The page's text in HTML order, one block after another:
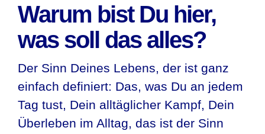
Warum bist Du hier,
was soll das alles?
Der Sinn Deines Lebens, der ist ganz
einfach definiert: Das, was Du an jedem
Tag tust, Dein alltäglicher Kampf, Dein
Überleben im Alltag, das ist der Sinn